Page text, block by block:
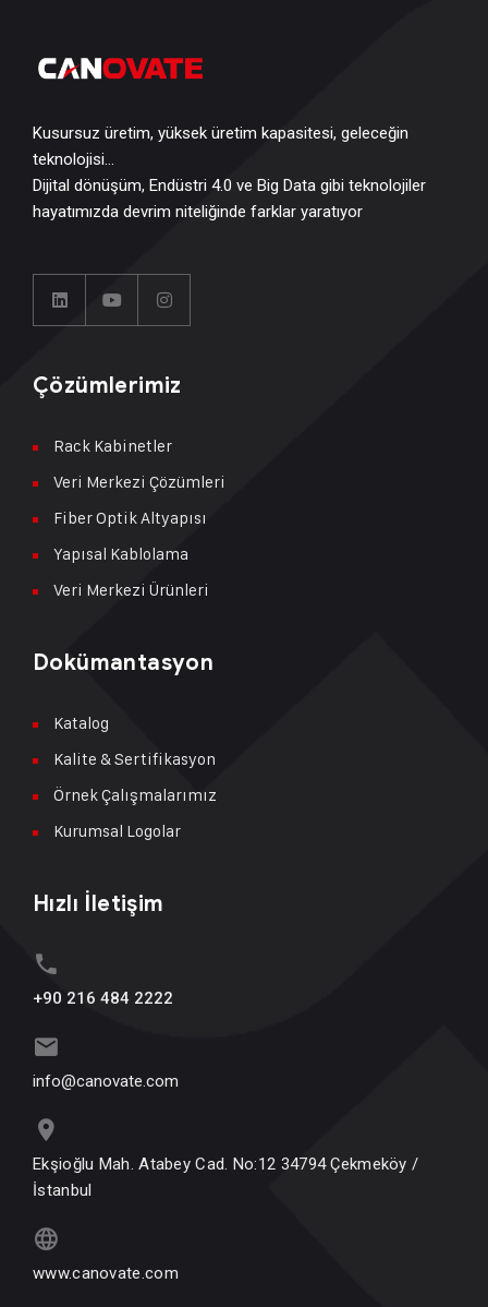
Kusursuz üretim, yüksek üretim kapasitesi, geleceğin
teknolojisi…
Dijital dönüşüm, Endüstri 4.0 ve Big Data gibi teknolojiler
hayatımızda devrim niteliğinde farklar yaratıyor
Çözümlerimiz
Rack Kabinetler
Veri Merkezi Çözümleri
Fiber Optik Altyapısı
Yapısal Kablolama
Veri Merkezi Ürünleri
Dokümantasyon
Katalog
Kalite & Sertifikasyon
Örnek Çalışmalarımız
Kurumsal Logolar
Hızlı İletişim
+90 216 484 2222
info@canovate.com
Ekşioğlu Mah. Atabey Cad. No:12 34794 Çekmeköy /
İstanbul
www.canovate.com